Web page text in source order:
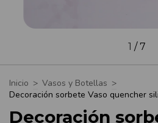
1 /7
Inicio > Vasos y Botellas >
Decoración sorbete Vaso quencher
Decoración